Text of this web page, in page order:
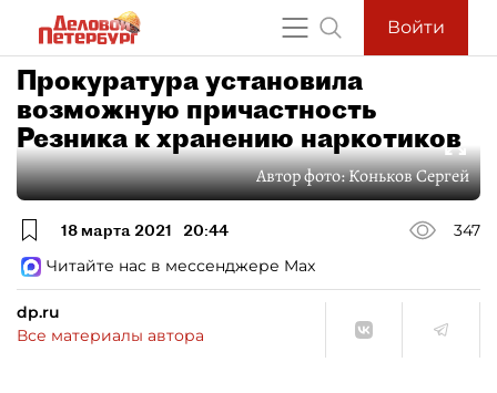
Войти
Прокуратура установила
возможную причастность
Резника к хранению наркотиков
Автор фото:Коньков Сергей
18 марта 2021 20:44
347
Читайте нас в мессенджере Max
dp.ru
Все материалы автора